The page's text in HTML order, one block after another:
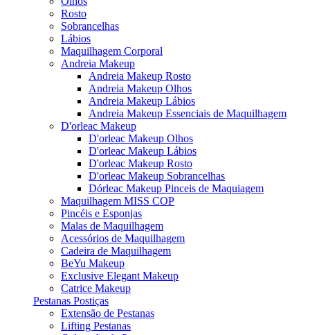
Rosto
Sobrancelhas
Lábios
Maquilhagem Corporal
Andreia Makeup
Andreia Makeup Rosto
Andreia Makeup Olhos
Andreia Makeup Lábios
Andreia Makeup Essenciais de Maquilhagem
D'orleac Makeup
D'orleac Makeup Olhos
D'orleac Makeup Lábios
D'orleac Makeup Rosto
D'orleac Makeup Sobrancelhas
Dórleac Makeup Pinceis de Maquiagem
Maquilhagem MISS COP
Pincéis e Esponjas
Malas de Maquilhagem
Acessórios de Maquilhagem
Cadeira de Maquilhagem
BeYu Makeup
Exclusive Elegant Makeup
Catrice Makeup
Pestanas Postiças
Extensão de Pestanas
Lifting Pestanas